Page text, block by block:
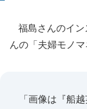
福島さんのイン
んの「夫婦モノ
「画像は『船